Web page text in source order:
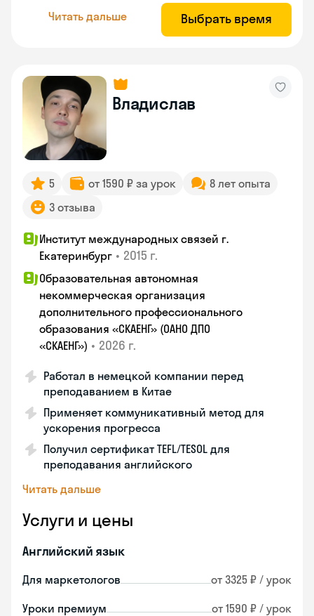
Читать дальше Выбрать время
Владислав
5 от 1590 ₽ за урок
8 лет опыта
3 отзыва
Институт международных связей г.
Екатеринбург • 2015 г.
Образовательная автономная
некоммерческая организация
дополнительного профессионального
образования «СКАЕНГ» (ОАНО ДПО
«СКАЕНГ») • 2026 г.
Работал в немецкой компании перед
преподаванием в Китае
Применяет коммуникативный метод для
ускорения прогресса
Получил сертификат TEFL/TESOL для
преподавания английского
Читать дальше
Услуги и цены
Английский язык
Для маркетологов от 3325 ₽ / урок
Уроки премиум от 1590 ₽ / урок